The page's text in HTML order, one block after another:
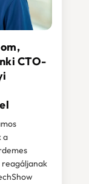
CTO-
a
reagáljanak